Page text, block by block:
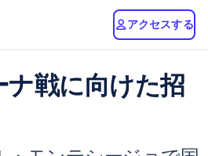
アクセスする
ナ戦に向けた招